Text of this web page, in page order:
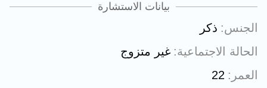
بيانات الاستشارة
الجنس ذكر
الحالة الاجتماعية غير متزوج
العمر
22